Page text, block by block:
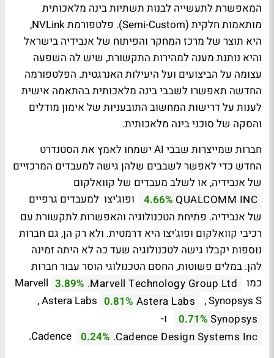
המאפשרת לתעשייה לבנות תשתיות בינה מלאכותית
מותאמות חלקית (Semi-Custom). פלטפורמת NVLink,
היא תוצר של מרכז המחקר והפיתוח של אנבידיה בישראל
והיא נותנת מענה למהירות התקשורת, שיש לה השפעה
עצומה על הביצועים ועל היעילות האנרגטית. הפלטפורמה
החדשה תאפשרו לשבבי בינה מלאכותית בהתאמה אישית
לענות על דרישות המחשוב התובעניות של אימון מודלים
והסקה של סוכני בינה מלאכותית.
חברות שמייצרות שבבי AI ישמחו לאמץ את הסטנדרט
החדש כדי לאפשר לשבבים שלהן גישה למעבדים המרכזיים
של אנבידיה, או לשלב מעבדים של קוואלקום
QUALCOMM INC
4.66% ופוג'יצו למעבדים גרפיים
של אנבידיה. פתיחת הטכנולוגיה והאפשרות לתקשורת עם
רכיבי קוואלקום ופוג'יצו היא דרמטית. ולא רק הן, גם חברות
נוספות יקבלו גישה לטכנולוגיה שעד כה לא היתה זמינה
להן. במלים פשוטות, החסם הטכנולוגי הוסר עבור חברות
כמו Marvell
Marvell Technology Group Ltd.
3.89%
, Astera Labs
Astera Labs
0.81%
, Synopsys S
Synopsys
0.71%
ו-
Cadence Design Systems Inc.
0.24%